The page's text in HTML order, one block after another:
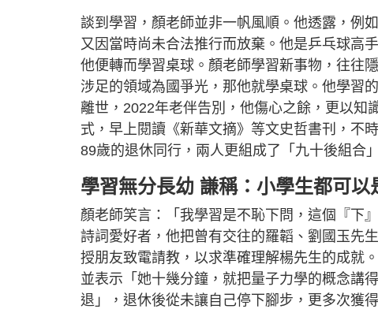
談到學習，顏老師並非一帆風順。他透露，例
又因當時尚未合法推行而放棄。他是乒乓球高
他便轉而學習桌球。顏老師學習新事物，往往
涉足的領域為國爭光，那他就學桌球。他學習
離世，2022年老伴告別，他傷心之餘，更以知
式，早上閱讀《新華文摘》等文史哲書刊，不
89歲的退休同行，兩人更組成了「九十後組合
學習無分長幼 謙稱：小學生都可以
顏老師笑言：「我學習是不恥下問，這個『下
詩詞愛好者，他把曾有交往的羅韜、劉國玉先
授朋友致電請教，以求準確理解楊先生的成就
並表示「她十幾分鐘，就把量子力學的概念講
退」，退休後從未讓自己停下腳步，更多次獲